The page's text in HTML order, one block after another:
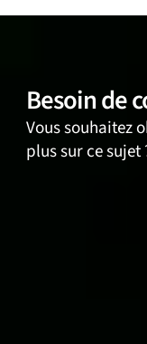
Besoin de
Vous souhaitez
plus sur ce sujet